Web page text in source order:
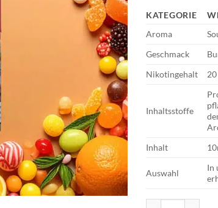
KATEGORIE
Aroma
Geschmack
Nikotingehalt
Inhaltsstoffe
Inhalt
Auswahl
In